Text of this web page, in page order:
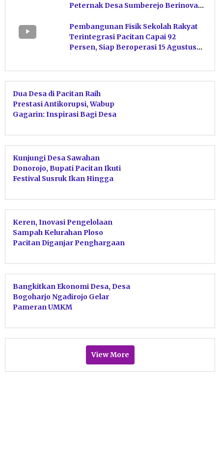
Peternak Desa Sumberejo Berinovasi
Pembangunan Fisik Sekolah Rakyat
Terintegrasi Pacitan Capai 92
Persen, Siap Beroperasi 15 Agustus
Dua Desa di Pacitan Raih
Prestasi Antikorupsi, Wabup
Gagarin: Inspirasi Bagi Desa
Kunjungi Desa Sawahan
Donorojo, Bupati Pacitan Ikuti
Festival Susruk Ikan Hingga
Keren, Inovasi Pengelolaan
Sampah Kelurahan Ploso
Pacitan Diganjar Penghargaan
Bangkitkan Ekonomi Desa, Desa
Bogoharjo Ngadirojo Gelar
Pameran UMKM
View More